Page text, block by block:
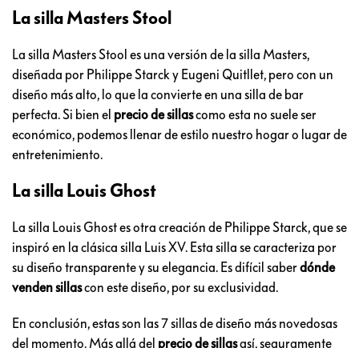
La silla Masters Stool
La silla Masters Stool es una versión de la silla Masters,
diseñada por Philippe Starck y Eugeni Quitllet, pero con un
diseño más alto, lo que la convierte en una silla de bar
perfecta. Si bien el precio de sillascomo esta no suele ser
económico, podemos llenar de estilo nuestro hogar o lugar de
entretenimiento.
La silla Louis Ghost
La silla Louis Ghost es otra creación de Philippe Starck, que se
inspiró en la clásica silla Luis XV. Esta silla se caracteriza por
su diseño transparente y su elegancia. Es difícil saberdónde
venden sillascon este diseño, por su exclusividad.
En conclusión, estas son las 7 sillas de diseño más novedosas
del momento. Más allá del precio de sillasasí, seguramente